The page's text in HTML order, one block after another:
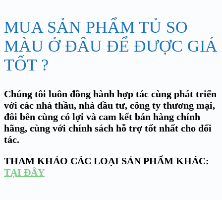
MUA SẢN PHẨM TỦ SO
MÀU Ở ĐÂU ĐỂ ĐƯỢC GIÁ
TỐT ?
Chúng tôi luôn đồng hành hợp tác cùng phát triển
với các nhà thầu, nhà đầu tư, công ty thương mại,
đôi bên cùng có lợi và cam kết bán hàng chính
hãng, cùng với chính sách hỗ trợ tốt nhất cho đối
tác.
THAM KHẢO CÁC LOẠI SẢN PHẨM KHÁC:
TẠI ĐÂY